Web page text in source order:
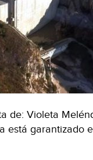
de: Violeta
está garantizado